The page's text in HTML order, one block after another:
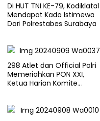
Di HUT TNI KE-79, Kodiklatal
Mendapat Kado Istimewa
Dari Polrestabes Surabaya
298 Atlet dan Official Polri
Memeriahkan PON XXI,
Ketua Harian Komite
Olahraga